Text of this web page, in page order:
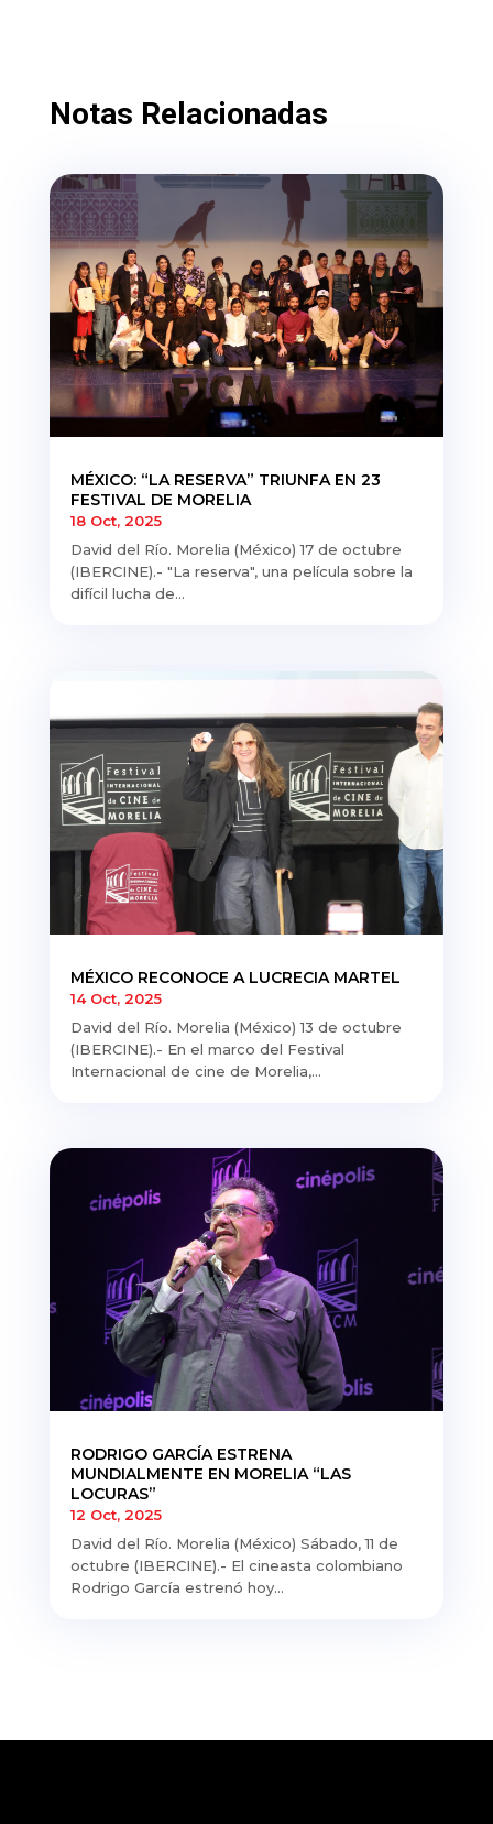
Notas Relacionadas
MÉXICO: “LA RESERVA” TRIUNFA EN 23
FESTIVAL DE MORELIA
18 Oct, 2025
David del Río. Morelia (México) 17 de octubre
(IBERCINE).- "La reserva", una película sobre la
difícil lucha de...
MÉXICO RECONOCE A LUCRECIA MARTEL
14 Oct, 2025
David del Río. Morelia (México) 13 de octubre
(IBERCINE).- En el marco del Festival
Internacional de cine de Morelia,...
RODRIGO GARCÍA ESTRENA
MUNDIALMENTE EN MORELIA “LAS
LOCURAS”
12 Oct, 2025
David del Río. Morelia (México) Sábado, 11 de
octubre (IBERCINE).- El cineasta colombiano
Rodrigo García estrenó hoy...